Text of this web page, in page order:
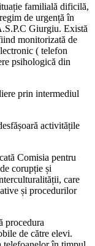
familială dificilă,
de urgență în
Giurgiu. Există
monitorizată de
( telefon
psihologică din
prin intermediul
activitățile
Comisia pentru
corupție și
care
și procedurilor
procedura
de către elevi.